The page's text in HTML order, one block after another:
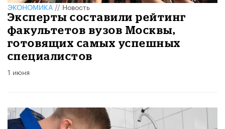
ЭКОНОМИКА//Новость
Эксперты составили рейтинг
факультетов вузов Москвы,
готовящих самых успешных
специалистов
1 июня